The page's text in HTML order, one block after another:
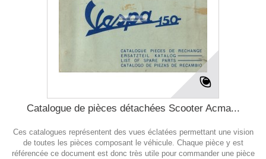
Catalogue de pièces détachées Scooter Acma...
Ces catalogues représentent des vues éclatées permettant une vision
de toutes les pièces composant le véhicule. Chaque pièce y est
référencée ce document est donc très utile pour commander une pièce